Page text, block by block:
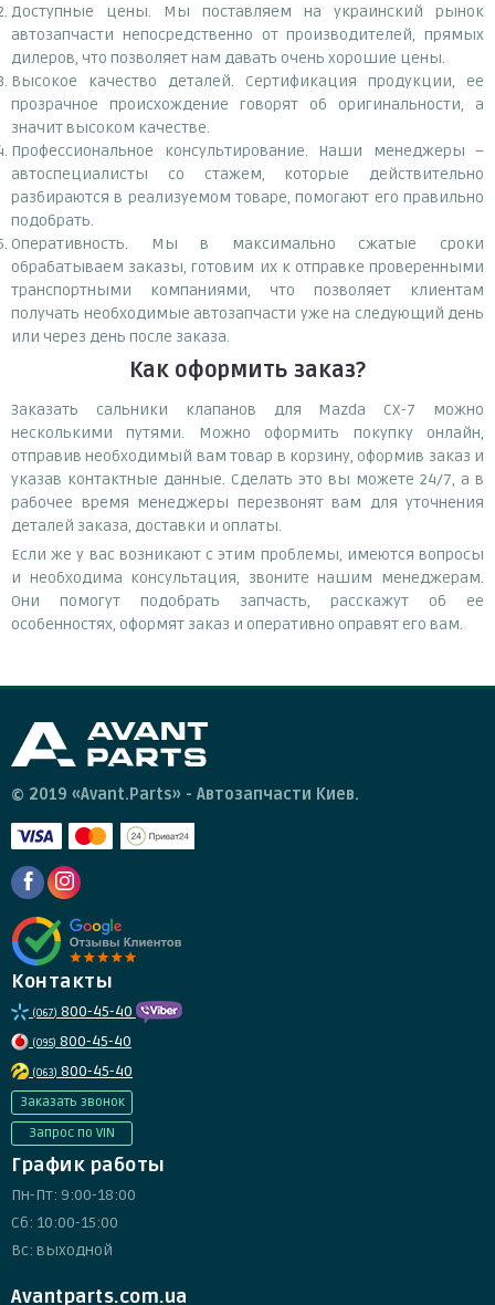
Доступные цены. Мы поставляем на украинский рынок
автозапчасти непосредственно от производителей, прямых
дилеров, что позволяет нам давать очень хорошие цены.
Высокое качество деталей. Сертификация продукции, ее
прозрачное происхождение говорят об оригинальности, а
значит высоком качестве.
Профессиональное консультирование. Наши менеджеры –
автоспециалисты со стажем, которые действительно
разбираются в реализуемом товаре, помогают его правильно
подобрать.
Оперативность. Мы в максимально сжатые сроки
обрабатываем заказы, готовим их к отправке проверенными
транспортными компаниями, что позволяет клиентам
получать необходимые автозапчасти уже на следующий день
или через день после заказа.
Как оформить заказ?
Заказать сальники клапанов для Mazda CX-7 можно
несколькими путями. Можно оформить покупку онлайн,
отправив необходимый вам товар в корзину, оформив заказ и
указав контактные данные. Сделать это вы можете 24/7, а в
рабочее время менеджеры перезвонят вам для уточнения
деталей заказа, доставки и оплаты.
Если же у вас возникают с этим проблемы, имеются вопросы
и необходима консультация, звоните нашим менеджерам.
Они помогут подобрать запчасть, расскажут об ее
особенностях, оформят заказ и оперативно оправят его вам.
© 2019 «Avant.Parts» - Автозапчасти Киев.
Контакты
(067) 800-45-40
(095) 800-45-40
(063) 800-45-40
Заказать звонок
Запрос по VIN
График работы
Пн-Пт: 9:00-18:00
Сб: 10:00-15:00
Вс: выходной
Avantparts.com.ua